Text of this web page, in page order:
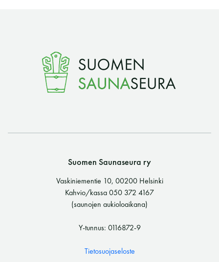
Suomen Saunaseura ry
Vaskiniementie 10, 00200 Helsinki
Kahvio/kassa 050 372 4167
(saunojen aukioloaikana)
Y-tunnus: 0116872-9
Tietosuojaseloste